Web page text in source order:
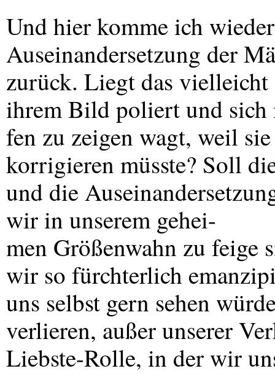
Und hier komme ich
Auseinandersetzung der
zurück. Liegt das vielleicht
ihrem Bild poliert und
fen zu zeigen wagt, weil
korrigieren müsste? Soll
und die
wir in unserem gehei-
men Größenwahn zu feige
wir so fürchterlich
uns selbst gern sehen
verlieren, außer unserer
Liebste-Rolle, in der wir